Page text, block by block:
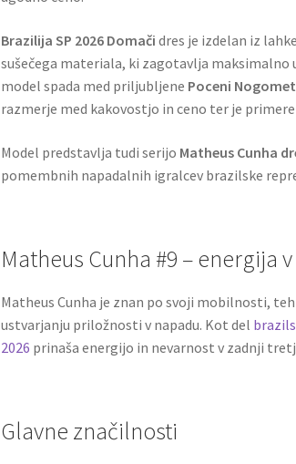
Brazilija SP 2026 Domači dres je izdelan iz
sušečega materiala, ki zagotavlja maksimalno
model spada med priljubljene Poceni
razmerje med kakovostjo in ceno ter je
Model predstavlja tudi serijo Matheus Cunha
pomembnih napadalnih igralcev brazilske
Matheus Cunha #9 – energija
Matheus Cunha je znan po svoji mobilnosti,
ustvarjanju priložnosti v napadu. Kot del
2026 prinaša energijo in nevarnost v zadnji
Glavne značilnosti